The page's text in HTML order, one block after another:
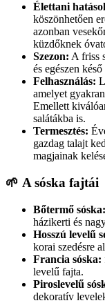
Élettani
köszönhetően
azonban
küzdőknek
Szezon: A friss
és egészen
Felhasználás:
amelyet
Emellett
salátákba is.
Termesztés:
gazdag talajt
magjainak
🌱 A sóska fajtái
Bőtermő sóska:
házikerti és
Hosszú levelű
korai szedésre
Francia sóska:
levelű fajta.
Piroslevelű
dekoratív